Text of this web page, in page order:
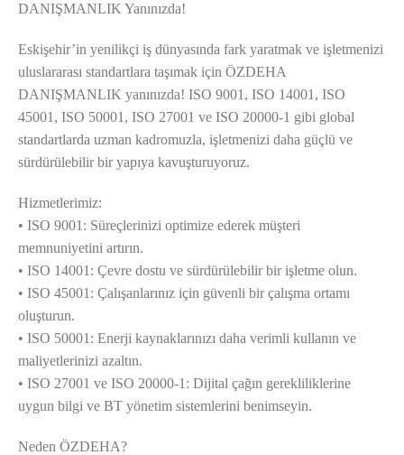
DANIŞMANLIK Yanınızda!
Eskişehir’in yenilikçi iş dünyasında fark yaratmak ve işletmenizi
uluslararası standartlara taşımak için ÖZDEHA
DANIŞMANLIK yanınızda! ISO 9001, ISO 14001, ISO
45001, ISO 50001, ISO 27001 ve ISO 20000-1 gibi global
standartlarda uzman kadromuzla, işletmenizi daha güçlü ve
sürdürülebilir bir yapıya kavuşturuyoruz.
Hizmetlerimiz:
• ISO 9001: Süreçlerinizi optimize ederek müşteri
memnuniyetini artırın.
• ISO 14001: Çevre dostu ve sürdürülebilir bir işletme olun.
• ISO 45001: Çalışanlarınız için güvenli bir çalışma ortamı
oluşturun.
• ISO 50001: Enerji kaynaklarınızı daha verimli kullanın ve
maliyetlerinizi azaltın.
• ISO 27001 ve ISO 20000-1: Dijital çağın gerekliliklerine
uygun bilgi ve BT yönetim sistemlerini benimseyin.
Neden ÖZDEHA?